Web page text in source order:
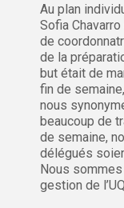
Au plan
Sofia
de
de la
but était de
fin de
nous
beaucoup de
de semaine,
délégués
Nous
gestion de